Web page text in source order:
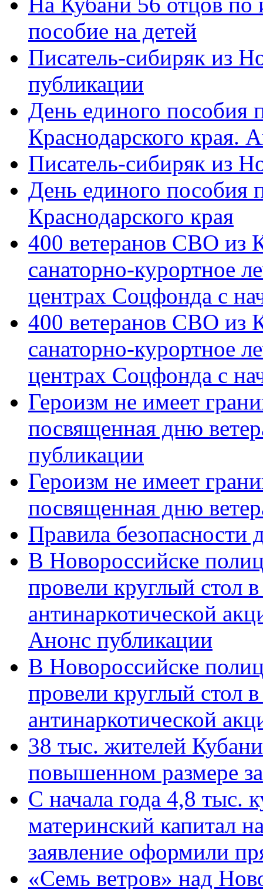
пособие на детей
Писатель-сибиряк из
публикации
День единого пособия
Краснодарского края.
Писатель-сибиряк из
День единого пособия
Краснодарского края
400 ветеранов СВО из
санаторно-курортное
центрах Соцфонда с
400 ветеранов СВО из
санаторно-курортное
центрах Соцфонда с
Героизм не имеет
посвященная дню
публикации
Героизм не имеет
посвященная дню
Правила безопасности
В Новороссийске
провели круглый стол
антинаркотической
Анонс публикации
В Новороссийске
провели круглый стол
антинаркотической
38 тыс. жителей
повышенном размере
С начала года 4,8 тыс.
материнский капитал
заявление оформили
«Семь ветров» над